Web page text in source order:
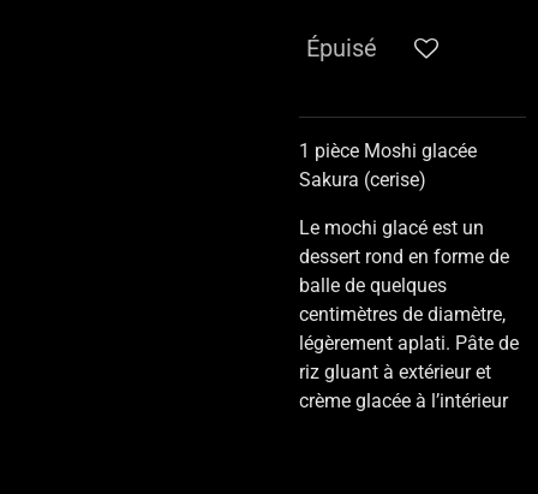
Épuisé
1 pièce Moshi glacée
Sakura (cerise)
Le mochi glacé est un
dessert rond en forme de
balle de quelques
centimètres de diamètre,
légèrement aplati. Pâte de
riz gluant à extérieur et
crème glacée à l’intérieur